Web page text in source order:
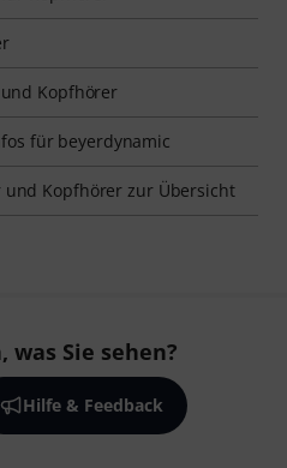
Kopfhörer
für beyerdynamic
Kopfhörer zur Übersicht
Sie sehen?
Hilfe & Feedback